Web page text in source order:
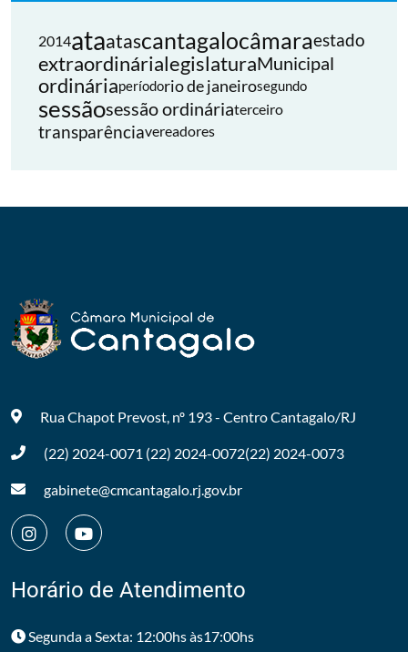
2014ataatascantagalocâmaraestado
extraordinárialegislaturaMunicipal
ordináriaperíodorio de janeirosegundo
sessãosessão ordináriaterceiro
transparênciavereadores
Rua Chapot Prevost, nº 193 - CentroCantagalo/RJ
(22) 2024-0071 (22) 2024-0072(22) 2024-0073
gabinete@cmcantagalo.rj.gov.br
Horário de Atendimento
Segunda a Sexta: 12:00hs às17:00hs